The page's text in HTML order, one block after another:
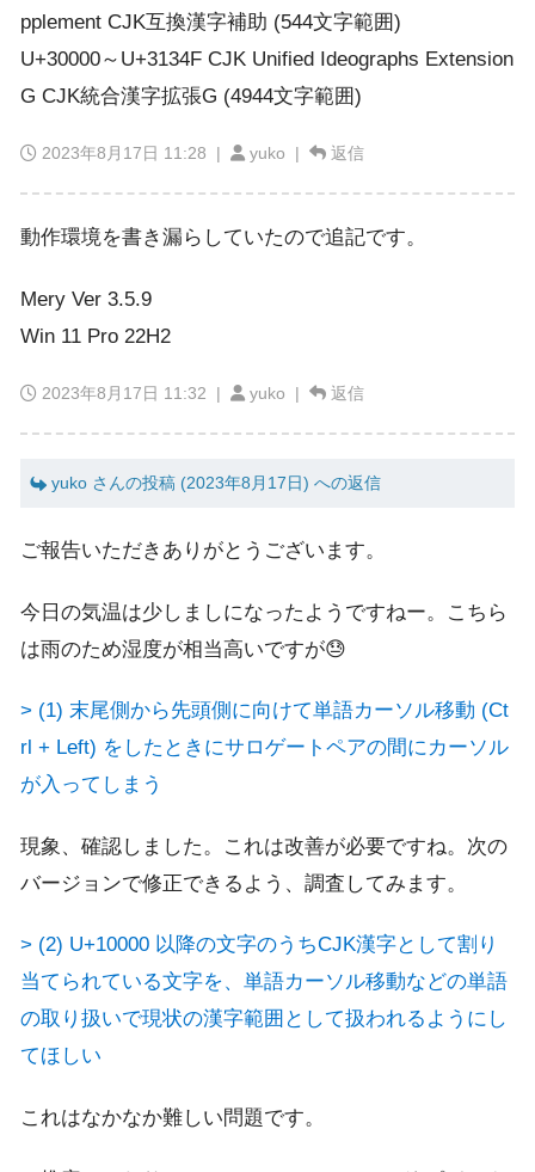
pplement CJK互換漢字補助 (544文字範囲)
U+30000～U+3134F CJK Unified Ideographs Extension
G CJK統合漢字拡張G (4944文字範囲)
2023年8月17日 11:28 | yuko | 返信
動作環境を書き漏らしていたので追記です。
Mery Ver 3.5.9
Win 11 Pro 22H2
2023年8月17日 11:32 | yuko | 返信
yuko さんの投稿 (2023年8月17日) への返信
ご報告いただきありがとうございます。
今日の気温は少しましになったようですねー。こちら
は雨のため湿度が相当高いですが😓
> (1) 末尾側から先頭側に向けて単語カーソル移動 (Ct
rl + Left) をしたときにサロゲートペアの間にカーソル
が入ってしまう
現象、確認しました。これは改善が必要ですね。次の
バージョンで修正できるよう、調査してみます。
> (2) U+10000 以降の文字のうちCJK漢字として割り
当てられている文字を、単語カーソル移動などの単語
の取り扱いで現状の漢字範囲として扱われるようにし
てほしい
これはなかなか難しい問題です。